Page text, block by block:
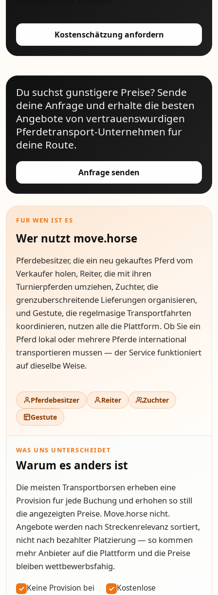
Kostenschätzung anfordern
Du suchst gunstigere Preise? Sende
deine Anfrage und erhalte die besten
Angebote von vertrauenswurdigen
Pferdetransport-Unternehmen fur
deine Route.
Anfrage senden
FUR WEN IST ES
Wer nutzt move.horse
Pferdebesitzer, die ein neu gekauftes Pferd vom
Verkaufer holen, Reiter, die mit ihren
Turnierpferden umziehen, Zuchter, die
grenzuberschreitende Lieferungen organisieren,
und Gestute, die regelmasige Transportfahrten
koordinieren, nutzen alle die Plattform. Ob Sie ein
Pferd lokal oder mehrere Pferde international
transportieren mussen — der Service funktioniert
auf dieselbe Weise.
Pferdebesitzer Reiter
Zuchter
Gestute
WAS UNS UNTERSCHEIDET
Warum es anders ist
Die meisten Transportborsen erheben eine
Provision fur jede Buchung und erhohen so still
die angezeigten Preise. Move.horse nicht.
Angebote werden nach Streckenrelevanz sortiert,
nicht nach bezahlter Platzierung — so kommen
mehr Anbieter auf die Plattform und die Preise
bleiben wettbewerbsfahig.
Keine Provision bei
Kostenlose